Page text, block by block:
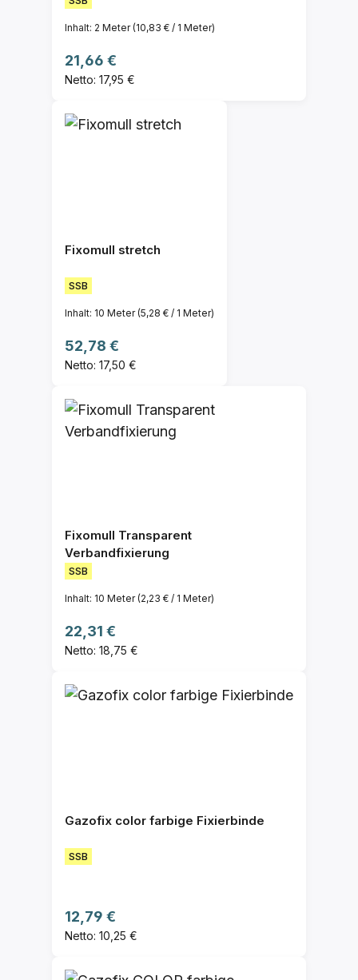
Inhalt: 2 Meter(10,83 € / 1 Meter)
Regulärer Preis:
21,66 €
Netto: 17,95 €
Fixomull stretch
SSB
Inhalt: 10 Meter(5,28 € / 1 Meter)
Regulärer Preis:
52,78 €
Netto: 17,50 €
Fixomull Transparent
Verbandfixierung
SSB
Inhalt: 10 Meter(2,23 € / 1 Meter)
Regulärer Preis:
22,31 €
Netto: 18,75 €
Gazofix color farbige Fixierbinde
SSB
Regulärer Preis:
12,79 €
Netto: 10,25 €